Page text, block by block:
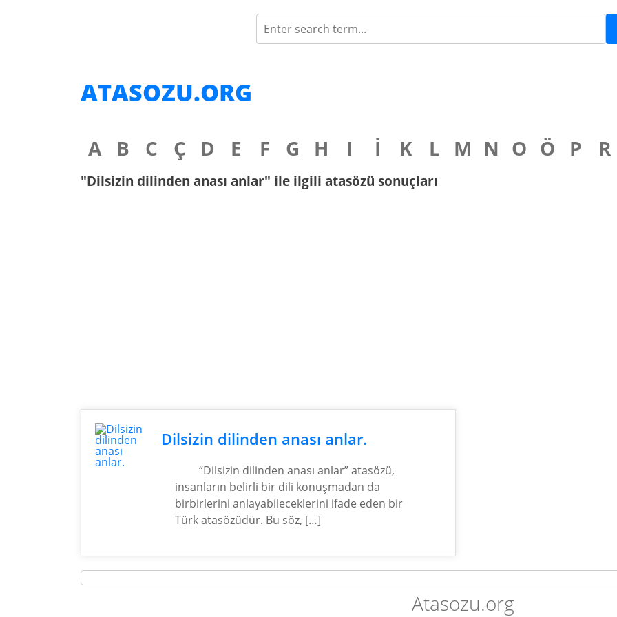
ATASOZU.ORG
A B C Ç D E F G H I İ K L M N O Ö P R
"Dilsizin dilinden anası anlar" ile ilgili atasözü sonuçları
Dilsizin dilinden anası anlar.
“Dilsizin dilinden anası anlar” atasözü,
insanların belirli bir dili konuşmadan da
birbirlerini anlayabileceklerini ifade eden bir
Türk atasözüdür. Bu söz, […]
Atasozu.org